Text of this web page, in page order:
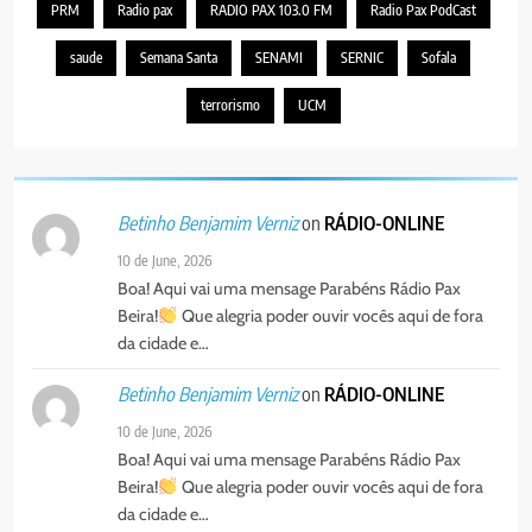
4
PAX NOTICIAS EDIÇÃO 03 DE
AGOSTO DE 2026
PORTUGUÊS
encontro de revitalização na
Diocese de Chimoio
PORTUGUÊS
“Um movimento eclesial sem
Cristo como centro é uma simples
organização humana” – defende o
Padre Mubango
MERCADO DE INHAMÍZUA:
PRM Radio pax RADIO PAX 103.0 FM Radio Pax PodCast
saude Semana Santa SENAMI SERNIC Sofala
terrorismo UCM
Betinho Benjamim Vernizon RÁDIO-ONLINE
10 de June, 2026
Boa! Aqui vai uma mensage Parabéns Rádio Pax
Beira!
Que alegria poder ouvir vocês aqui de fora
da cidade e…
Betinho Benjamim Vernizon RÁDIO-ONLINE
10 de June, 2026
Boa! Aqui vai uma mensage Parabéns Rádio Pax
Beira!
Que alegria poder ouvir vocês aqui de fora
da cidade e…